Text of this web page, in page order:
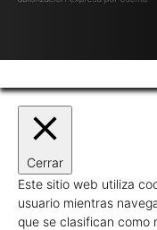
Cerrar
Este sitio web utiliza
usuario mientras
que se clasifican como